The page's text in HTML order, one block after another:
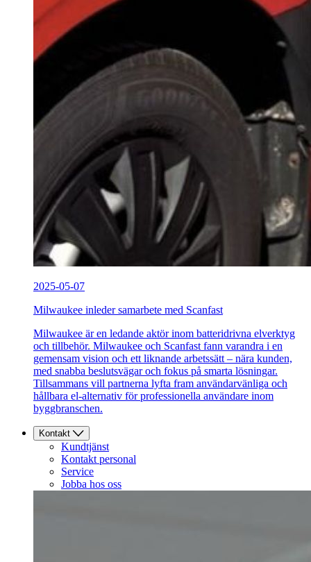
2025-05-07
Milwaukee inleder samarbete med Scanfast
Milwaukee är en ledande aktör inom batteridrivna elverktyg
och tillbehör. Milwaukee och Scanfast fann varandra i en
gemensam vision och ett liknande arbetssätt – nära kunden,
med snabba beslutsvägar och fokus på smarta lösningar.
Tillsammans vill partnerna lyfta fram användarvänliga och
hållbara el-alternativ för professionella användare inom
byggbranschen.
Kontakt
Kundtjänst
Kontakt personal
Service
Jobba hos oss